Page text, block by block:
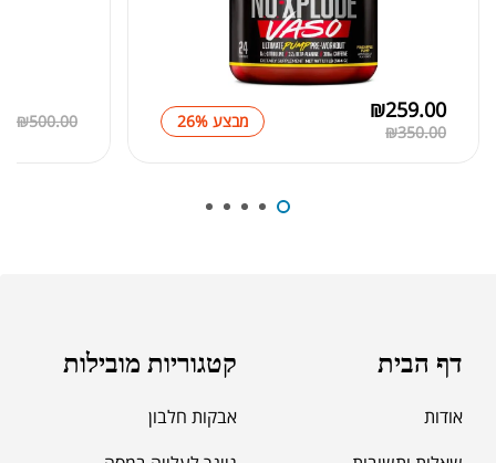
אבקת חלבון הידרוליזט איזולט
₪500.00
₪369.00
סרט מדידה מקצועי לגוף
₪350.00
₪259.00 מבצע 26% ₪500.00
דף הבית
אודות
קטגוריות מובילות
אבקות חלבון